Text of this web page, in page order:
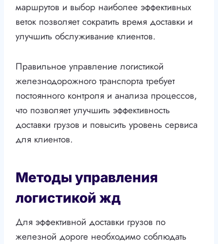
маршрутов и выбор наиболее эффективных
веток позволяет сократить время доставки и
улучшить обслуживание клиентов.
Правильное управление логистикой
железнодорожного транспорта требует
постоянного контроля и анализа процессов,
что позволяет улучшить эффективность
доставки грузов и повысить уровень сервиса
для клиентов.
Методы управления
логистикой жд
Для эффективной доставки грузов по
железной дороге необходимо соблюдать